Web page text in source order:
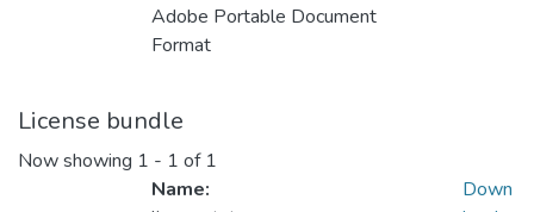
Adobe Portable Document
Format
License bundle
Now showing 1 - 1 of 1
Name:
Down